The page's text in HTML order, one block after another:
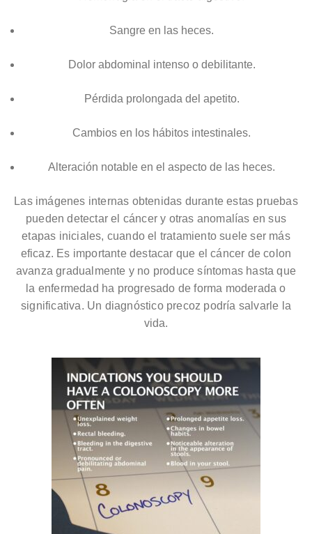
Sangre en las heces.
Dolor abdominal intenso o debilitante.
Pérdida prolongada del apetito.
Cambios en los hábitos intestinales.
Alteración notable en el aspecto de las heces.
Las imágenes internas obtenidas durante estas pruebas
pueden detectar el cáncer y otras anomalías en sus
etapas iniciales, cuando el tratamiento suele ser más
eficaz. Es importante destacar que el cáncer de colon
avanza gradualmente y no produce síntomas hasta que
la enfermedad ha progresado de forma moderada o
significativa. Un diagnóstico precoz podría salvarle la
vida.